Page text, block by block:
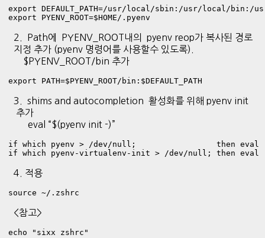
export DEFAULT_PATH=/usr/local/sbin:/usr/local/
export PYENV_ROOT=$HOME/.pyenv
2. Path에 PYENV_ROOT내의 pyenv reop가 복사된 경로
지정 추가 (pyenv 명령어를 사용할수 있도록).
$PYENV_ROOT/bin 추가
export PATH=$PYENV_ROOT/bin:$DEFAULT_PATH
3. shims and autocompletion 활성화를 위해 pyenv init
추가
eval “$(pyenv init -)”
if which pyenv > /dev/null;                 then
if which pyenv-virtualenv-init > /dev/null; then
4. 적용
source ~/.zshrc
<참고>
echo "sixx zshrc"